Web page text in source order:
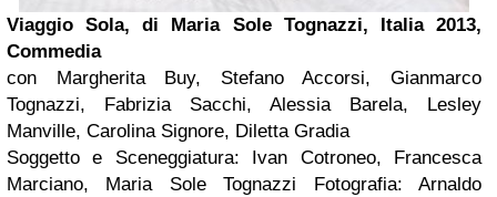
Viaggio Sola, di Maria Sole Tognazzi, Italia 2013,
Commedia
con Margherita Buy, Stefano Accorsi, Gianmarco
Tognazzi, Fabrizia Sacchi, Alessia Barela, Lesley
Manville, Carolina Signore, Diletta Gradia
Soggetto e Sceneggiatura: Ivan Cotroneo, Francesca
Marciano, Maria Sole Tognazzi Fotografia: Arnaldo